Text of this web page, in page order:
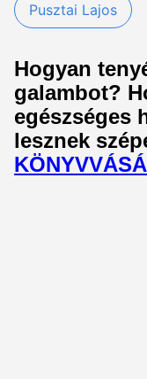
Pusztai Lajos
Hogyan
galambot?
egészséges
lesznek